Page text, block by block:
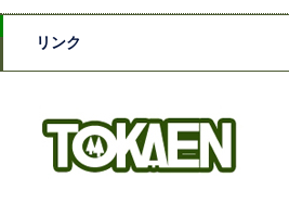
リンク